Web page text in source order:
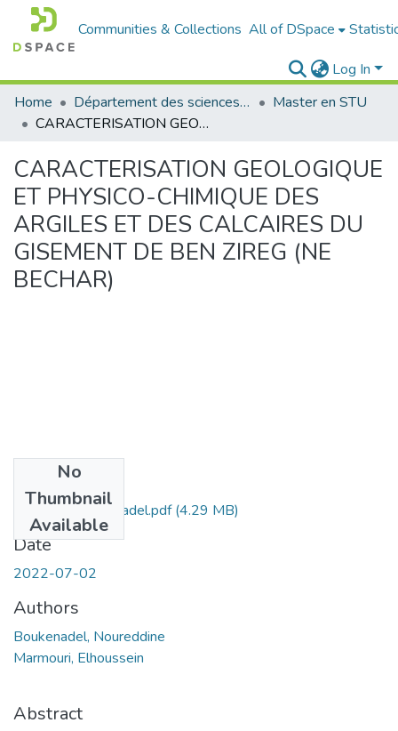
Communities & Collections All of DSpace
Log In
Home
Département des sciences de la terre et de l'univers
Master en STU
CARACTERISATION GEOLOGIQUE ET PHYSICO-CHIMIQUE DES ARGILES ET DES CALCAIRES DU GISEMENT DE BEN ZIREG (NE BECHAR)
CARACTERISATION GEOLOGIQUE
ET PHYSICO-CHIMIQUE DES
ARGILES ET DES CALCAIRES DU
GISEMENT DE BEN ZIREG (NE
BECHAR)
No
Thumbnail
Available
marmouri-boukenadel.pdf(4.29 MB)
Date
2022-07-02
Authors
Boukenadel, Noureddine
Marmouri, Elhoussein
Abstract